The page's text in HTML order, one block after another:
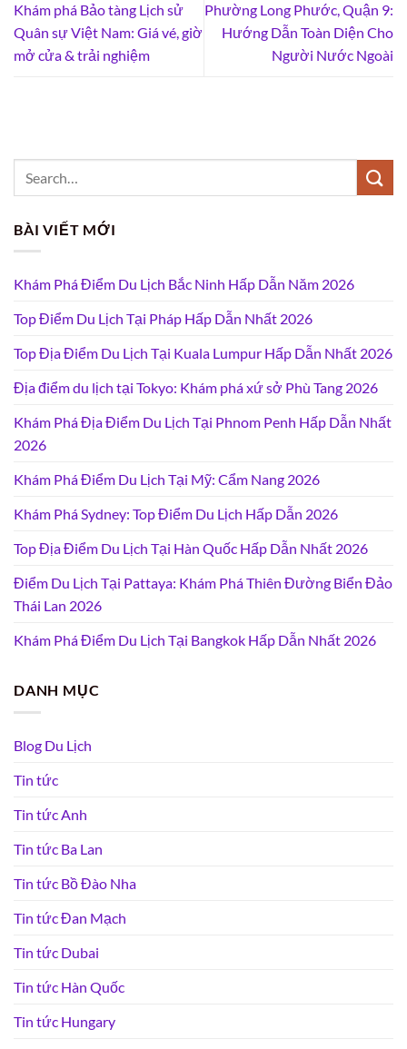
Khám phá Bảo tàng Lịch sử
Quân sự Việt Nam: Giá vé, giờ
mở cửa & trải nghiệm
Phường Long Phước, Quận 9:
Hướng Dẫn Toàn Diện Cho
Người Nước Ngoài
BÀI VIẾT MỚI
Khám Phá Điểm Du Lịch Bắc Ninh Hấp Dẫn Năm 2026
Top Điểm Du Lịch Tại Pháp Hấp Dẫn Nhất 2026
Top Địa Điểm Du Lịch Tại Kuala Lumpur Hấp Dẫn Nhất 2026
Địa điểm du lịch tại Tokyo: Khám phá xứ sở Phù Tang 2026
Khám Phá Địa Điểm Du Lịch Tại Phnom Penh Hấp Dẫn Nhất
2026
Khám Phá Điểm Du Lịch Tại Mỹ: Cẩm Nang 2026
Khám Phá Sydney: Top Điểm Du Lịch Hấp Dẫn 2026
Top Địa Điểm Du Lịch Tại Hàn Quốc Hấp Dẫn Nhất 2026
Điểm Du Lịch Tại Pattaya: Khám Phá Thiên Đường Biển Đảo
Thái Lan 2026
Khám Phá Điểm Du Lịch Tại Bangkok Hấp Dẫn Nhất 2026
DANH MỤC
Blog Du Lịch
Tin tức
Tin tức Anh
Tin tức Ba Lan
Tin tức Bồ Đào Nha
Tin tức Đan Mạch
Tin tức Dubai
Tin tức Hàn Quốc
Tin tức Hungary